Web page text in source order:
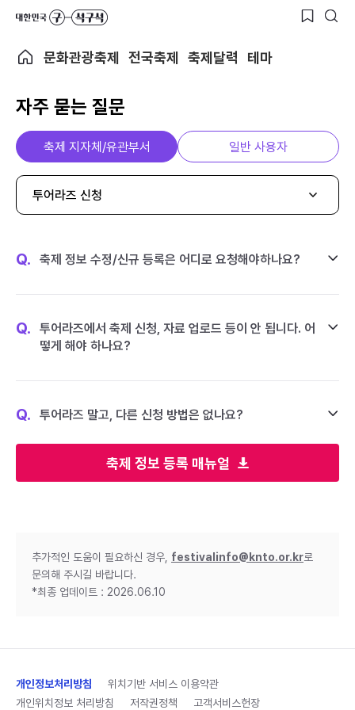
문화관광축제 전국축제 축제달력 테마
자주 묻는 질문
축제 정보 등록 매뉴얼
축제 지자체/유관부서 일반 사용자
투어라즈 신청
Q. 축제 정보 수정/신규 등록은 어디로 요청해야하나요?
Q.
투어라즈에서 축제 신청, 자료 업로드 등이 안 됩니다. 어
떻게 해야 하나요?
Q. 투어라즈 말고, 다른 신청 방법은 없나요?
추가적인 도움이 필요하신 경우, festivalinfo@knto.or.kr로
문의해 주시길 바랍니다.
*최종 업데이트 : 2026.06.10
개인정보처리방침
위치기반 서비스 이용약관
개인위치정보 처리방침
저작권정책 고객서비스헌장